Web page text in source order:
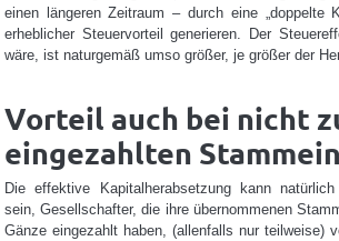
einen längeren Zeitraum – durch eine „doppelte
erheblicher Steuervorteil generieren. Der
wäre, ist naturgemäß umso größer, je größer der
Vorteil auch bei nicht
eingezahlten
Die effektive Kapitalherabsetzung kann
sein, Gesellschafter, die ihre übernommenen
Gänze eingezahlt haben, (allenfalls nur teilweise)